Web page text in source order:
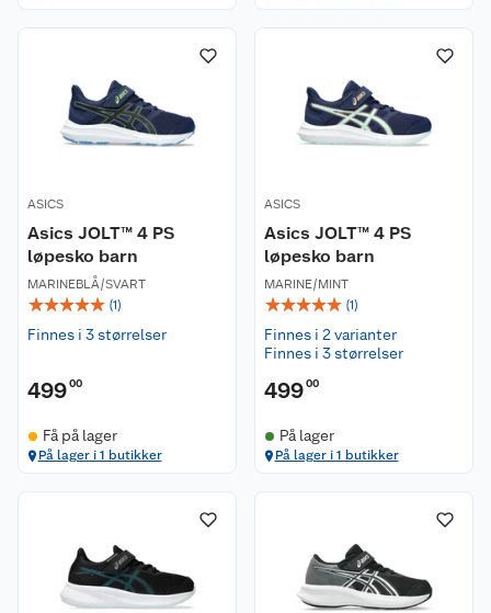
ASICS
Asics JOLT™ 4 PS
løpesko barn
MARINEBLÅ/SVART
☆☆☆☆☆ (1)
Finnes i 3 størrelser
49900
Få på lager
På lager i 1 butikker
ASICS
Asics JOLT™ 4 PS
løpesko barn
MARINE/MINT
☆☆☆☆☆ (1)
Finnes i 2 varianter
Finnes i 3 størrelser
49900
På lager
På lager i 1 butikker